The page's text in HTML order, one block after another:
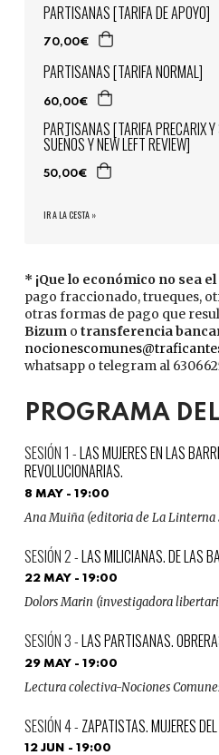
PARTISANAS [TARIFA DE APOYO]
70,00€
PARTISANAS [TARIFA NORMAL]
60,00€
PARTISANAS [TARIFA PRECARIX
SUEÑOS Y NEW LEFT REVIEW]
50,00€
IR A LA CESTA »
* ¡Que lo económico no sea
pago fraccionado, trueques,
otras formas de pago que
Bizum o transferencia
whatsapp o telegram al
PROGRAMA
LAS MUJERES EN LAS
REVOLUCIONARIAS.
8 MAY - 19:00
Ana Muiña (editoria de La Linterna
LAS MILICIANAS. DE LAS
22 MAY - 19:00
Dolors Marin (investigadora
LAS PARTISANAS.
29 MAY - 19:00
Lectura colectiva-Nociones
ZAPATISTAS. MUJERES
12 JUN - 19:00